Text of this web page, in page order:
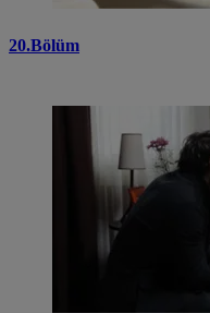
20.Bölüm